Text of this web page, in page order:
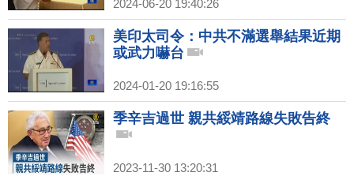
2024-06-20 19:40:26
美印太司令：中共不滿選舉結果近期
或武力嚇台
2024-01-20 19:16:55
季辛吉過世 親共綏靖路線失敗告終
2023-11-30 13:20:31